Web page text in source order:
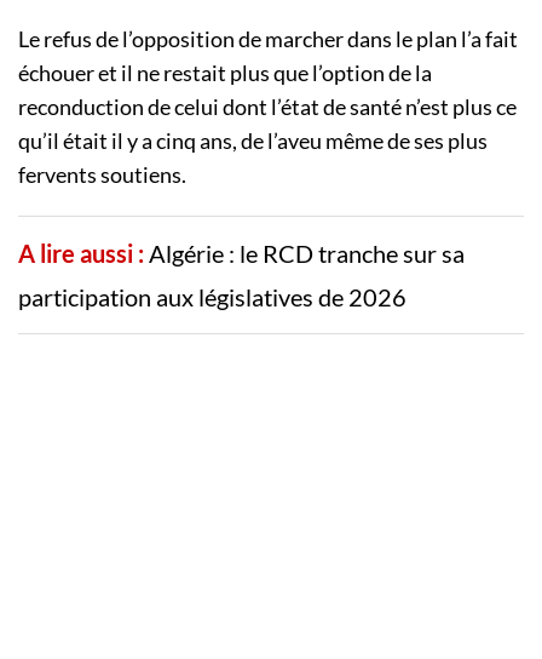
Le refus de l’opposition de marcher dans le plan l’a fait
échouer et il ne restait plus que l’option de la
reconduction de celui dont l’état de santé n’est plus ce
qu’il était il y a cinq ans, de l’aveu même de ses plus
fervents soutiens.
A lire aussi :Algérie : le RCD tranche sur sa
participation aux législatives de 2026